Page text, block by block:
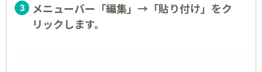
メニューバー「編集」→「貼り付け」をク
リックします。